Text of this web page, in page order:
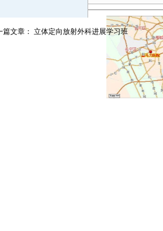
篇文章： 立体定向放射外科进展学习班